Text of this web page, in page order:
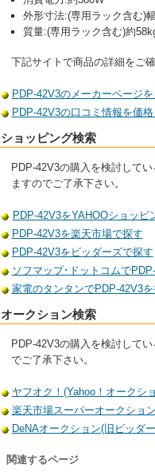
外形寸法:(専用ラック含む)
質量:(専用ラック含む)約
下記サイトで商品の詳細をご確
PDP-42V3のメーカーページ
PDP-42V3の口コミ情報を価
ショッピング検索
PDP-42V3の購入を検討して
ますのでご了承下さい。
PDP-42V3をYAHOOショッピ
PDP-42V3を楽天市場で探す
PDP-42V3をビッダーズで探す
ソフマップ･ドットコムで
家電のタンタンでPDP-42V3を
オークション検索
PDP-42V3の購入を検討して
でご了承下さい。
ヤフオク！(Yahoo！オークシ
楽天市場スーパーオークショ
DeNAオークション(旧ビッダ
関連するページ